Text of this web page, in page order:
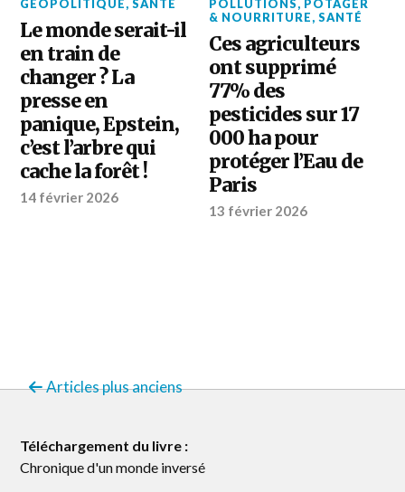
GÉOPOLITIQUE,SANTÉ
Le monde serait-il
en train de
changer ? La
presse en
panique, Epstein,
c’est l’arbre qui
cache la forêt !
14 février 2026
POLLUTIONS, POTAGER
& NOURRITURE,SANTÉ
Ces agriculteurs
ont supprimé
77% des
pesticides sur 17
000 ha pour
protéger l’Eau de
Paris
13 février 2026
Articles plus anciens
Téléchargement du livre :
Chronique d'un monde inversé